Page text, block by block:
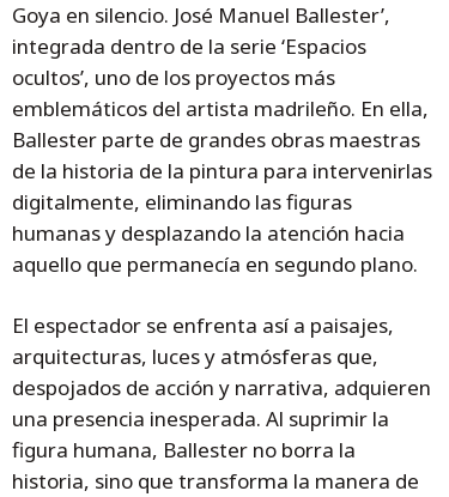
Goya en silencio. José Manuel Ballester’,
integrada dentro de la serie ‘Espacios
ocultos’, uno de los proyectos más
emblemáticos del artista madrileño. En ella,
Ballester parte de grandes obras maestras
de la historia de la pintura para intervenirlas
digitalmente, eliminando las figuras
humanas y desplazando la atención hacia
aquello que permanecía en segundo plano.
El espectador se enfrenta así a paisajes,
arquitecturas, luces y atmósferas que,
despojados de acción y narrativa, adquieren
una presencia inesperada. Al suprimir la
figura humana, Ballester no borra la
historia, sino que transforma la manera de